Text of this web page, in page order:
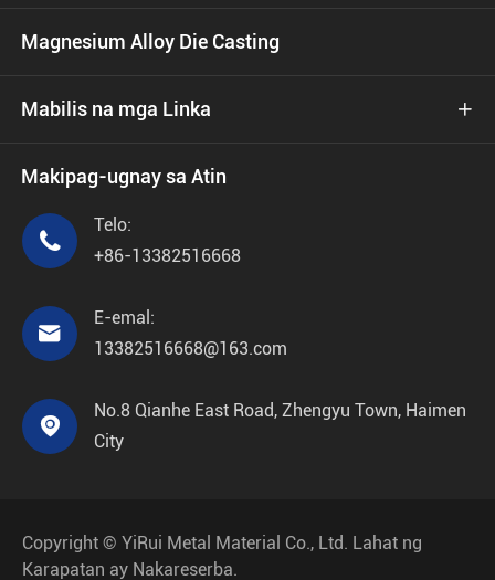
Magnesium Alloy Die Casting
Mabilis na mga Linka 
Makipag-ugnay sa Atin

Telo:
+86-13382516668

E-emal:
13382516668@163.com

No.8 Qianhe East Road, Zhengyu Town, Haimen
City
Copyright © YiRui Metal Material Co., Ltd. Lahat ng
Karapatan ay Nakareserba.